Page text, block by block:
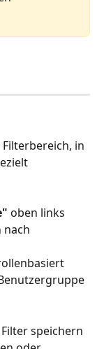
in
oben links
nach
speichern